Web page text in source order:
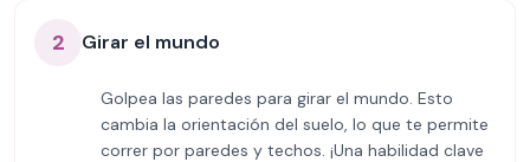
2 Girar el mundo
Golpea las paredes para girar el mundo. Esto
cambia la orientación del suelo, lo que te permite
correr por paredes y techos. ¡Una habilidad clave